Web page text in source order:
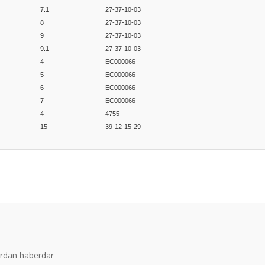
7.1
27-37-10-03
8
27-37-10-03
9
27-37-10-03
9.1
27-37-10-03
4
EC000066
5
EC000066
6
EC000066
7
EC000066
4
4755
15 39-12-15-29
haberdar